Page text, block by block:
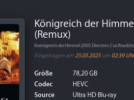
Königreich der
(Remux)
Eingetragen am 25.05.2025um 02:39 Uhr
Größe
78,20 GB
Codec
HEVC
Source
Ultra HD Blu-ray